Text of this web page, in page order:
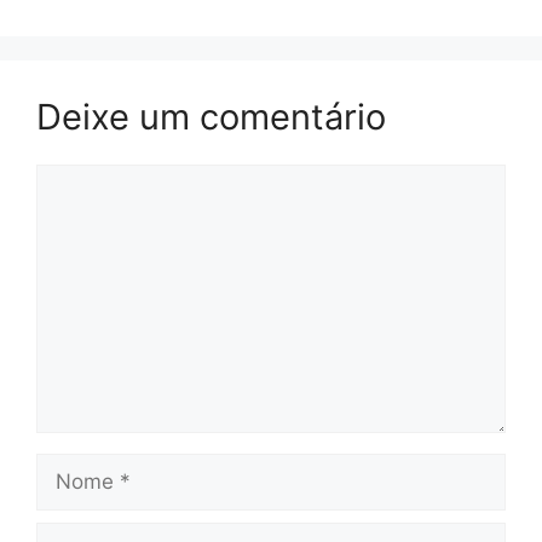
Deixe um comentário